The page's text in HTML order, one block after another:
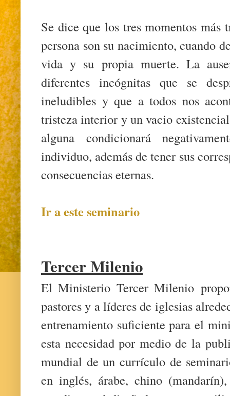
Se dice que los tres momentos más
persona son su nacimiento, cuando
vida y su propia muerte. La
diferentes incógnitas que se
ineludibles y que a todos nos
tristeza interior y un vacio
alguna condicionará
individuo, además de tener sus
consecuencias eternas.
Ir a este seminario
Tercer Milenio
El Ministerio Tercer Milenio
pastores y a líderes de iglesias
entrenamiento suficiente para el
esta necesidad por medio de la
mundial de un currículo de
en inglés, árabe, chino